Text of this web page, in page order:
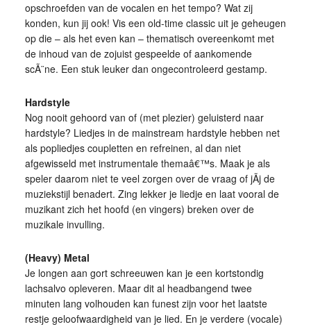
opschroefden van de vocalen en het tempo? Wat zij
konden, kun jij ook! Vis een old-time classic uit je geheugen
op die – als het even kan – thematisch overeenkomt met
de inhoud van de zojuist gespeelde of aankomende
scÃ¨ne. Een stuk leuker dan ongecontroleerd gestamp.
Hardstyle
Nog nooit gehoord van of (met plezier) geluisterd naar
hardstyle? Liedjes in de mainstream hardstyle hebben net
als popliedjes coupletten en refreinen, al dan niet
afgewisseld met instrumentale themaâ€™s. Maak je als
speler daarom niet te veel zorgen over de vraag of jÃ­j de
muziekstijl benadert. Zing lekker je liedje en laat vooral de
muzikant zich het hoofd (en vingers) breken over de
muzikale invulling.
(Heavy) Metal
Je longen aan gort schreeuwen kan je een kortstondig
lachsalvo opleveren. Maar dit al headbangend twee
minuten lang volhouden kan funest zijn voor het laatste
restje geloofwaardigheid van je lied. En je verdere (vocale)